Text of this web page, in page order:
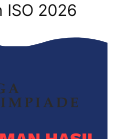
ISO 2026